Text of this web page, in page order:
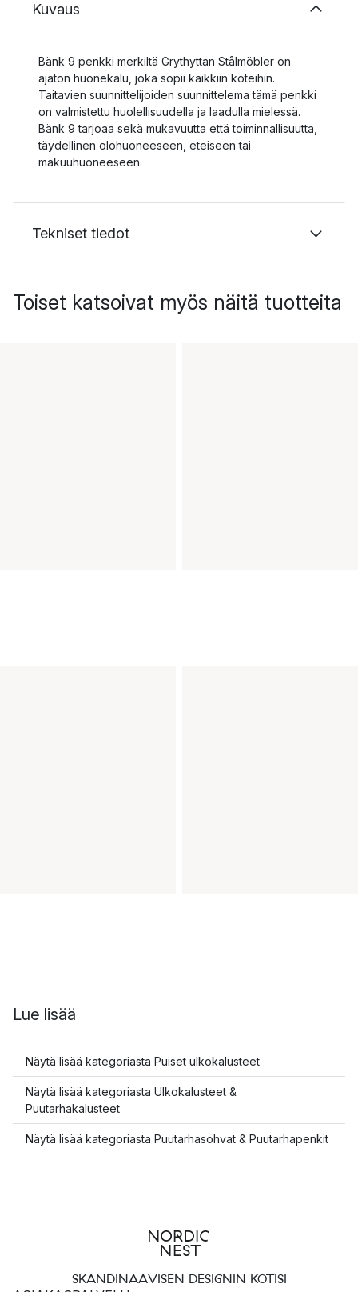
Kuvaus
Bänk 9 penkki merkiltä Grythyttan Stålmöbler on
ajaton huonekalu, joka sopii kaikkiin koteihin.
Taitavien suunnittelijoiden suunnittelema tämä penkki
on valmistettu huolellisuudella ja laadulla mielessä.
Bänk 9 tarjoaa sekä mukavuutta että toiminnallisuutta,
täydellinen olohuoneeseen, eteiseen tai
makuuhuoneeseen.
Tekniset tiedot
Toiset katsoivat myös näitä tuotteita
Lue lisää
Näytä lisää kategoriasta Puiset ulkokalusteet
Näytä lisää kategoriasta Ulkokalusteet &
Puutarhakalusteet
Näytä lisää kategoriasta Puutarhasohvat & Puutarhapenkit
SKANDINAAVISEN DESIGNIN KOTISI